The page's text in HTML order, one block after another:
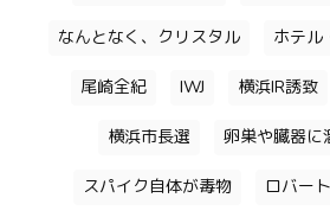
なんとなく、クリスタル ホテル
尾崎全紀 IWJ 横浜IR誘致
横浜市長選 卵巣や臓器に
スパイク自体が毒物 ロバー